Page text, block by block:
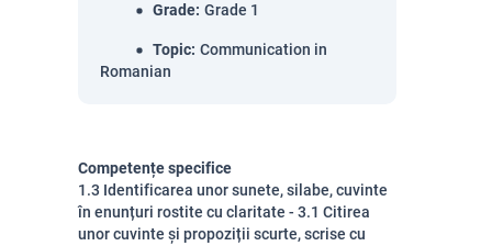
Grade: Grade 1
Topic: Communication in
Romanian
Competențe specifice
1.3 Identificarea unor sunete, silabe, cuvinte
în enunțuri rostite cu claritate - 3.1 Citirea
unor cuvinte și propoziții scurte, scrise cu